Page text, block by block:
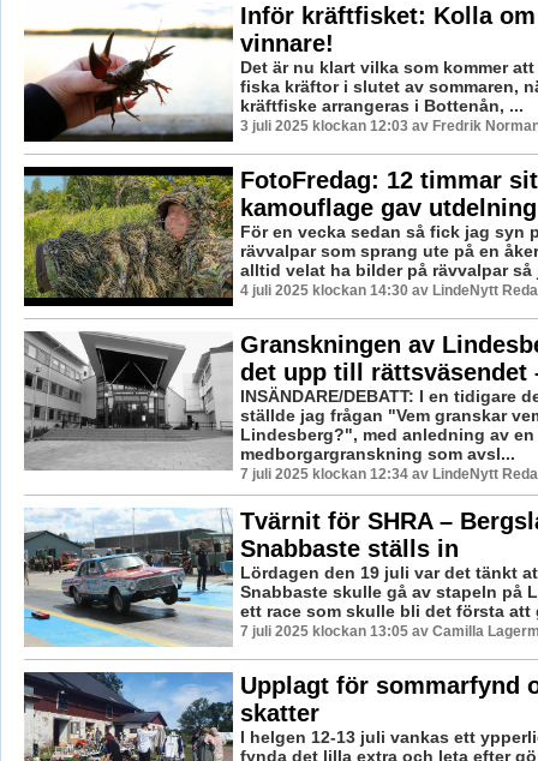
Inför kräftfisket: Kolla om
vinnare!
Det är nu klart vilka som kommer
fiska kräftor i slutet av sommaren,
kräftfiske arrangeras i Bottenån, ...
3 juli 2025 klockan 12:03 av Fredrik
FotoFredag: 12 timmar
kamouflage gav utdelning
För en vecka sedan så fick jag syn
rävvalpar som sprang ute på en
alltid velat ha bilder på rävvalpar så
4 juli 2025 klockan 14:30 av LindeNytt
Granskningen av
det upp till rättsväsendet
INSÄNDARE/DEBATT: I en tidigare
ställde jag frågan "Vem granskar
Lindesberg?", med anledning av en
medborgargranskning som avsl...
7 juli 2025 klockan 12:34 av LindeNytt
Tvärnit för SHRA –
Snabbaste ställs in
Lördagen den 19 juli var det tänkt
Snabbaste skulle gå av stapeln på
ett race som skulle bli det första att
7 juli 2025 klockan 13:05 av Camilla
Upplagt för sommarfynd
skatter
I helgen 12-13 juli vankas ett
fynda det lilla extra och leta efter